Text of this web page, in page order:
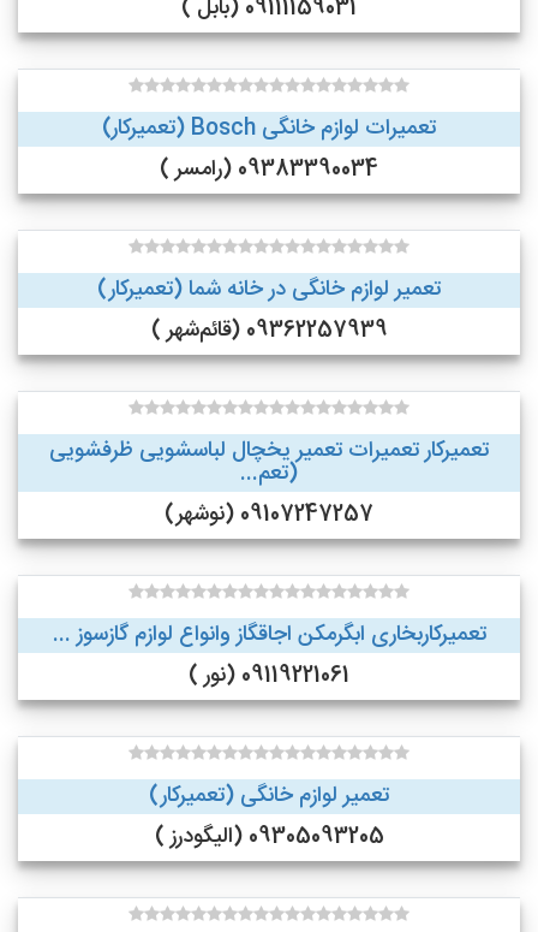
09111159031 (بابل )
تعمیرات لوازم خانگی Bosch (تعمیرکار)
09383390034 (رامسر )
تعمیر لوازم خانگی در خانه شما (تعمیرکار)
09362257939 (قائم‌شهر )
تعمیرکار تعمیرات تعمیر یخچال لباسشویی ظرفشویی
(تعم...
09107247257 (نوشهر)
تعمیرکاربخاری ابگرمکن اجاقگاز وانواع لوازم گازسوز ...
09119221061 (نور )
تعمیر لوازم خانگی (تعمیرکار)
09305093205 (الیگودرز )